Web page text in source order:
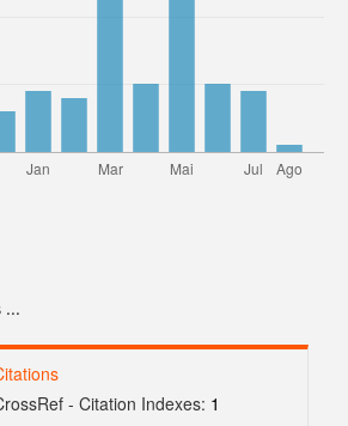
...
- Citation Indexes: 1